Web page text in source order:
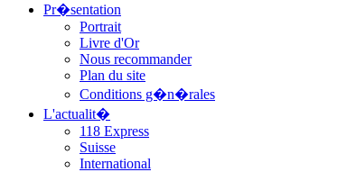
Pr�sentation
Portrait
Livre d'Or
Nous recommander
Plan du site
Conditions g�n�rales
L'actualit�
118 Express
Suisse
International